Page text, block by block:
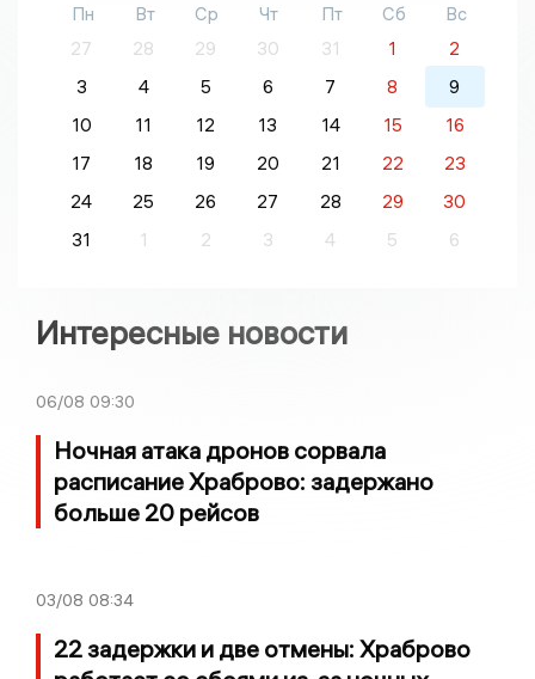
Пн Вт Ср Чт Пт Сб
Вс
27
28 29 30 31 1
2
3
4 5 6 7 8
9
10
11 12 13 14 15
16
17
18 19 20 21 22
23
24
25 26 27 28 29
30
31
1 2 3 4 5 6
Интересные новости
06/08 09:30
Ночная атака дронов сорвала
расписание Храброво: задержано
больше 20 рейсов
03/08 08:34
22 задержки и две отмены: Храброво